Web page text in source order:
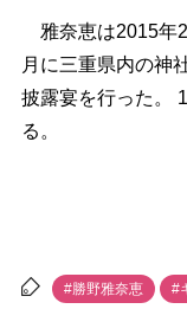
雅奈恵は2015年
月に三重県内の神
披露宴を行った。
る。
#勝野雅奈恵 #